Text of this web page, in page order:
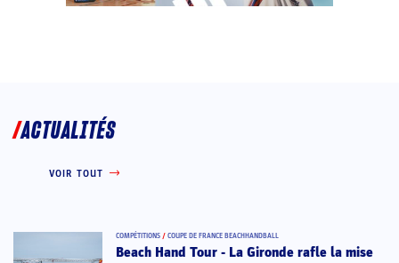
ACTUALITÉS
VOIR TOUT
COMPÉTITIONS / COUPE DE FRANCE BEACHHANDBALL
Beach Hand Tour - La Gironde rafle la mise